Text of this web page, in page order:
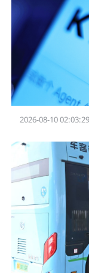
02:03:29 2026-08-10